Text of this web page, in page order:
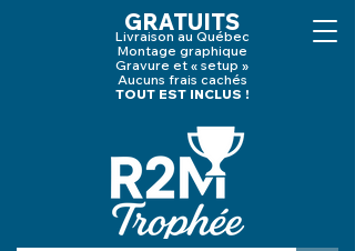
GRATUITS
Livraison au Québec
Montage graphique
Gravure et « setup »
Aucuns frais cachés
TOUT EST INCLUS !